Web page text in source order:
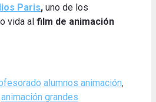
Paris, uno de los
vida al film de animación
Tags
alumnos animación,
animación grandes